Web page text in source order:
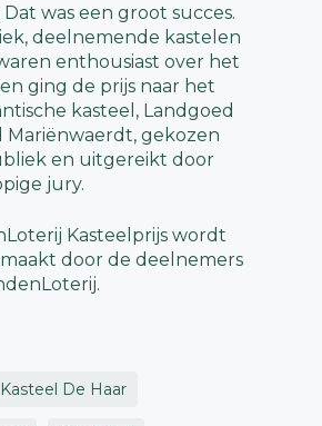
Dat was een groot succes.
deelnemende kastelen
enthousiast over het
ging de prijs naar het
kasteel, Landgoed
Mariënwaerdt, gekozen
en uitgereikt door
jury.
Kasteelprijs wordt
door de deelnemers
Kasteel De Haar